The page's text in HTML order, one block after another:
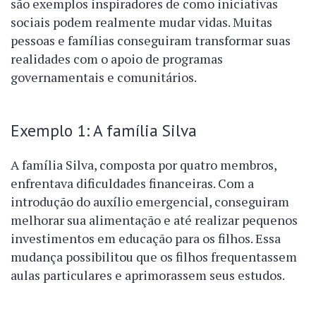
sociais podem realmente mudar vidas. Muitas
pessoas e famílias conseguiram transformar suas
realidades com o apoio de programas
governamentais e comunitários.
Exemplo 1: A família Silva
A família Silva, composta por quatro membros,
enfrentava dificuldades financeiras. Com a
introdução do auxílio emergencial, conseguiram
melhorar sua alimentação e até realizar pequenos
investimentos em educação para os filhos. Essa
mudança possibilitou que os filhos frequentassem
aulas particulares e aprimorassem seus estudos.